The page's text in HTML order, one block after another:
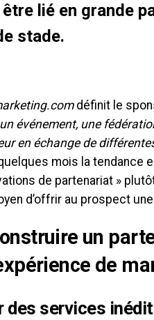
lié en grande
stade.
définit le
événement, une
en échange de
mois la tendance
de partenariat »
d’offrir au prospect
un
de
des services